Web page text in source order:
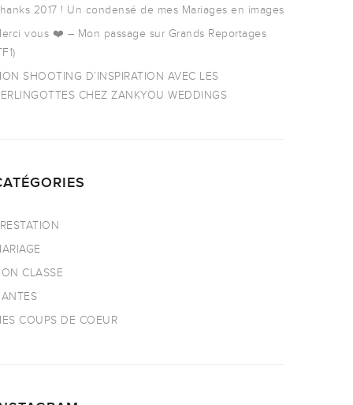
2017 ! Un condensé de mes Mariages en images
vous ❤️ – Mon passage sur Grands Reportages
SHOOTING D’INSPIRATION AVEC LES
CHEZ ZANKYOU WEDDINGS
CLASSE
COUPS DE COEUR